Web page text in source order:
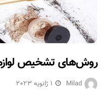
روش‌های تشخیص
Milad 1 ژانویه 2023